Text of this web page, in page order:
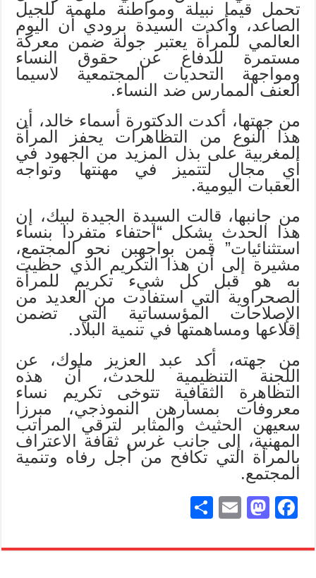
تحمل قيما نبيلة ومواطنة ملهمة للجيل
الصاعد، وأكدت السيدة برودي أن اليوم
العالمي للمرأة يعتبر جولة ضمن معركة
مستمرة للدفاع عن حقوق النساء
ومواجهة التحديات المجتمعية لاسيما
العنف الممارس ضد النساء.
من جهتها، أكدت الدكتورة أسماء خالد، أن
هذا النوع من التظاهرات يحفز المرأة
المغربية على بذل المزيد من الجهود في
أي مجال لتتميز في مهنتها وتواجه
العقبات اليومية.
من جانبها، قالت السيدة الجيدة لبيك، إن
هذا الحدث يشكل “احتفاء متفردا بنساء
استثنائيات” قمن بواجهبن نحو المجتمع،
مشيرة إلى أن هذا التكريم الذي حظيت
به هو قبل كل شيء تكريم للمرأة
الصحراوية التي استفادت من العديد من
الإصلاحات المؤسساتية التي تضمن
إقلاعها ومساهمتها في تنمية البلاد.
من جهته، أكد عبد العزيز ملوك، عن
اللجنة التنظيمية للحدث، أن هذه
التظاهرة الثقافية تتوخى تكريم نساء
معروفات بمسارهن النموذجي، مبرزا
سعيهن الحثيث والمثابر لترقي المراتب
المهنية، إلى جانب غرس ثقافة الاعتراف
بالمرأة التي تكافح من أجل رفاه وتنمية
المجتمع.
Fa
bo
M
to
E
ail
re